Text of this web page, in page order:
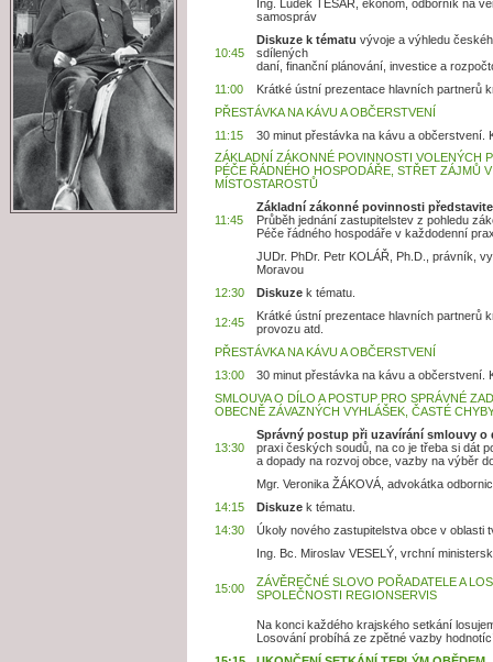
Ing. Luděk TESAŘ, ekonom, odborník na
samospráv
10:45
Diskuze k tématu vývoje a výhledu
sdílených
daní, finanční plánování, investice a
11:00
Krátké ústní prezentace hlavních partnerů
PŘESTÁVKA NA KÁVU A OBČERSTVENÍ
11:15
30 minut přestávka na kávu a občerstvení.
ZÁKLADNÍ ZÁKONNÉ POVINNOSTI VOLENÝCH
PÉČE ŘÁDNÉHO HOSPODÁŘE, STŘET ZÁJMŮ
MÍSTOSTAROSTŮ
11:45
Základní zákonné povinnosti
Průběh jednání zastupitelstev z pohledu
Péče řádného hospodáře v každodenní
JUDr. PhDr. Petr KOLÁŘ, Ph.D., právník,
Moravou
12:30
Diskuzek tématu.
12:45
Krátké ústní prezentace hlavních partnerů
provozu atd.
PŘESTÁVKA NA KÁVU A OBČERSTVENÍ
13:00
30 minut přestávka na kávu a občerstvení.
SMLOUVA O DÍLO A POSTUP PRO SPRÁVNÉ
OBECNĚ ZÁVAZNÝCH VYHLÁŠEK, ČASTÉ
13:30
Správný postup při uzavírání smlouvy o
praxi českých soudů, na co je třeba si dát
a dopady na rozvoj obce, vazby na výběr
Mgr. Veronika ŽÁKOVÁ, advokátka
14:15
Diskuzek tématu.
14:30
Úkoly nového zastupitelstva obce v oblasti
Ing. Bc. Miroslav VESELÝ, vrchní
15:00
ZÁVĚREČNÉ SLOVO POŘADATELE A
SPOLEČNOSTI REGIONSERVIS
Na konci každého krajského setkání
Losování probíhá ze zpětné vazby